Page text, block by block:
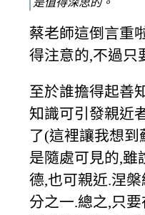
蔡老師這倒言重
得注意的,不過只
至於誰擔得起善
知識可引發親近
了(這裡讓我想
是隨處可見的,雖
德,也可親近.涅
分之一.總之,只